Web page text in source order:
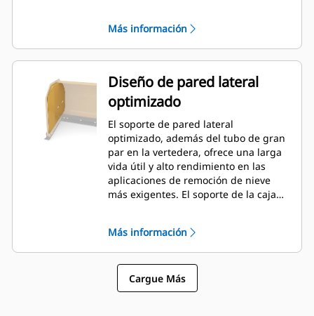
Más información
Diseño de pared lateral
optimizado
El soporte de pared lateral
optimizado, además del tubo de gran
par en la vertedera, ofrece una larga
vida útil y alto rendimiento en las
aplicaciones de remoción de nieve
más exigentes. El soporte de la caja
vertedera, además de proporcionar
un excelente soporte para las
secciones de empuje exteriores.
Más información
Cargue Más